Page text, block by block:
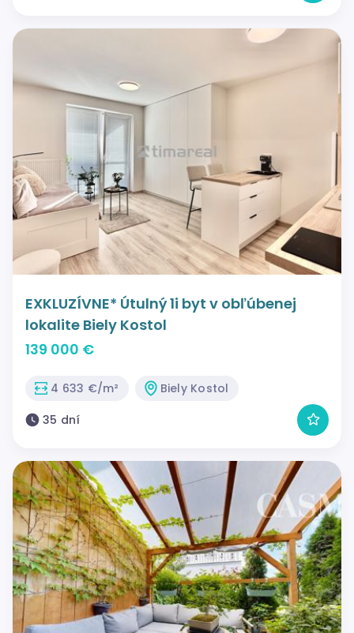
EXKLUZÍVNE* Útulný 1i byt v obľúbenej
lokalite Biely Kostol
139 000 €
4 633 €/m²
Biely Kostol
35 dní